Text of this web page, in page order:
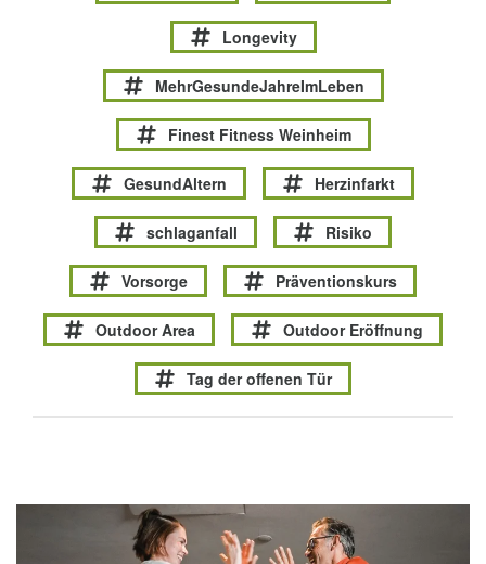
Longevity
MehrGesundeJahreImLeben
Finest Fitness Weinheim
GesundAltern Herzinfarkt
schlaganfall Risiko
Vorsorge Präventionskurs
Outdoor Area Outdoor Eröffnung
Tag der offenen Tür